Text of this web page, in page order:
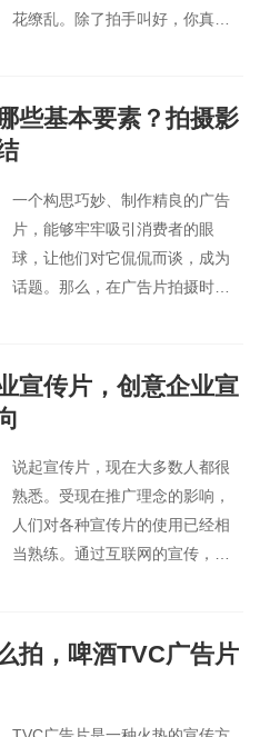
花缭乱。除了拍手叫好，你真的
片小编想与你分享下拍摄广告片
所需的设备有哪些，希望能帮助
你。
些基本要素？拍摄影
一个构思巧妙、制作精良的广告
片，能够牢牢吸引消费者的眼
球，让他们对它侃侃而谈，成为
话题。那么，在广告片拍摄时需
告片拍摄制作要从哪些方面考
虑。
宣传片，创意企业宣
说起宣传片，现在大多数人都很
熟悉。受现在推广理念的影响，
人们对各种宣传片的使用已经相
当熟练。通过互联网的宣传，视
有创意的的企业宣传片呢？今
天，桃花谷宣传片小编就讨论下
向。
拍，啤酒TVC广告片